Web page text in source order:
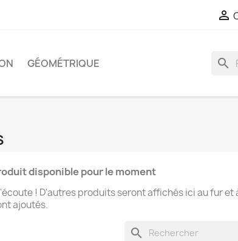

GÉOMÉTRIQUE search
disponible pour le moment
! D'autres produits seront affichés ici au fur et
ajoutés.
search